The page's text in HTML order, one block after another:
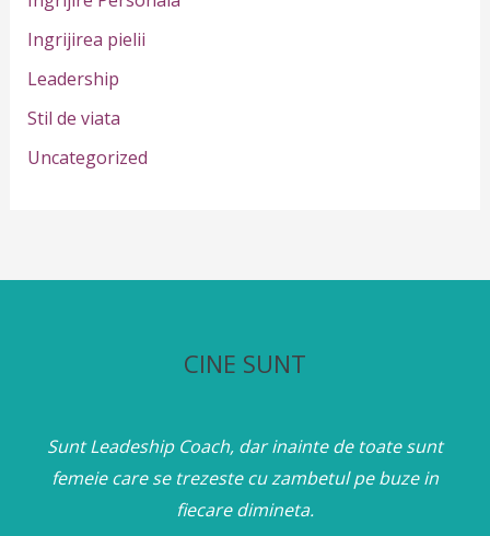
r
:Ingrijirea pielii
Leadership
Stil de viata
Uncategorized
CINE SUNT
Sunt Leadeship Coach, dar inainte de toate sunt
femeie care se trezeste cu zambetul pe buze in
fiecare dimineta.